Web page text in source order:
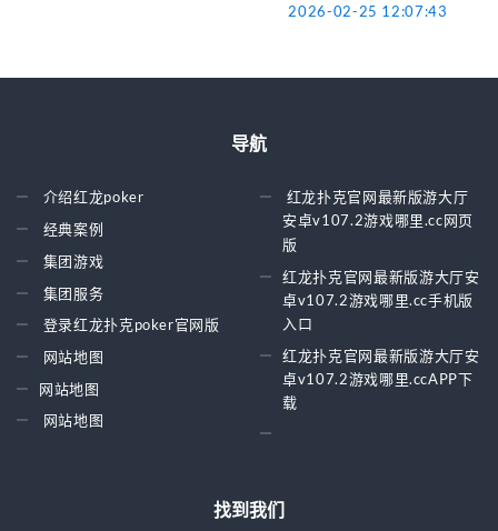
2026-02-25 12:07:43
导航
介绍红龙poker
经典案例
集团游戏
集团服务
登录红龙扑克poker官网版
网站地图
网站地图
网站地图
红龙扑克官网最新版游大厅
安卓v107.2游戏哪里.cc网页
版
红龙扑克官网最新版游大厅安
卓v107.2游戏哪里.cc手机版
入口
红龙扑克官网最新版游大厅安
卓v107.2游戏哪里.ccAPP下
载
找到我们